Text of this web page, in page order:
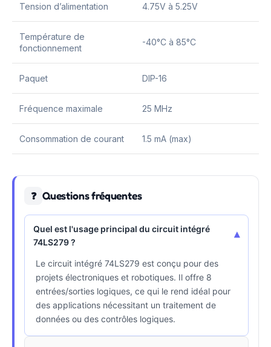
Tension d’alimentation 4.75V à 5.25V
Température de
fonctionnement
-40°C à 85°C
Paquet DIP-16
Fréquence maximale 25 MHz
Consommation de courant 1.5 mA (max)
❓ Questions fréquentes
Quel est l'usage principal du circuit intégré
74LS279 ?
▾
Le circuit intégré 74LS279 est conçu pour des
projets électroniques et robotiques. Il offre 8
entrées/sorties logiques, ce qui le rend idéal pour
des applications nécessitant un traitement de
données ou des contrôles logiques.